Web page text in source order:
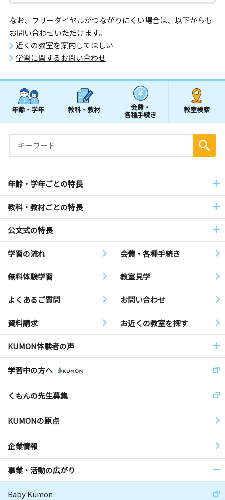
なお、フリーダイヤルがつながりにくい場合は、以下からも
お問い合わせいただけます。
近くの教室を案内してほしい
学習に関するお問い合わせ
年齢・学年 教科・教材 会費・
各種手続き
教室検索
年齢・学年ごとの特長
教科・教材ごとの特長
公文式の特長
学習の流れ 会費・各種手続き
無料体験学習 教室見学
よくあるご質問 お問い合わせ
資料請求 お近くの教室を探す
KUMON体験者の声
学習中の方へ
くもんの先生募集
KUMONの原点
企業情報
事業・活動の広がり
Baby Kumon